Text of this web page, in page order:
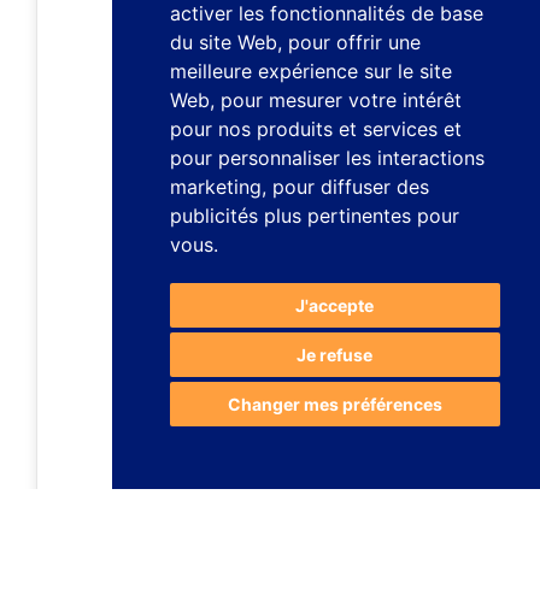
activer les fonctionnalités de base
du site Web, pour offrir une
meilleure expérience sur le site
Web, pour mesurer votre intérêt
pour nos produits et services et
pour personnaliser les interactions
marketing, pour diffuser des
publicités plus pertinentes pour
vous.
J'accepte
Je refuse
Changer mes préférences